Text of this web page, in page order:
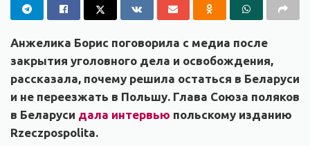
Анжелика Борис поговорила с медиа после
закрытия уголовного дела и освобождения,
рассказала, почему решила остаться в Беларуси
и не переезжать в Польшу. Глава Союза поляков
в Беларуси дала интервью польскому изданию
Rzeczpospolita.